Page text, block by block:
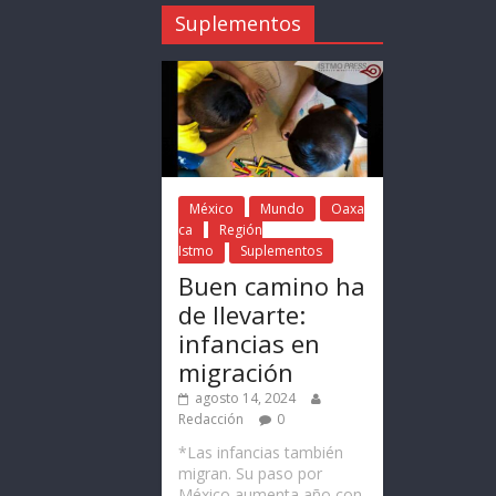
Suplementos
México Mundo
Oaxa
ca
Región
Istmo
Suplementos
Buen camino ha
de llevarte:
infancias en
migración
agosto 14, 2024
Redacción
0
*Las infancias también
migran. Su paso por